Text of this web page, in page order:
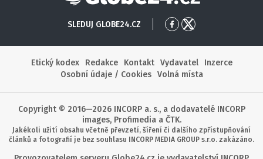
SLEDUJ GLOBE24.CZ
Přejít
Facebook
Přejít
X
Etický kodex
Redakce Kontakt Vydavatel
Inzerce
Osobní údaje / Cookies
Volná místa
Copyright © 2016—2026 INCORP a. s., a dodavatelé INCORP
images, Profimedia a ČTK.
Jakékoli užití obsahu včetně převzetí, šíření či dalšího zpřístupňování
článků a fotografií je bez souhlasu INCORP MEDIA GROUP s.r.o. zakázáno.